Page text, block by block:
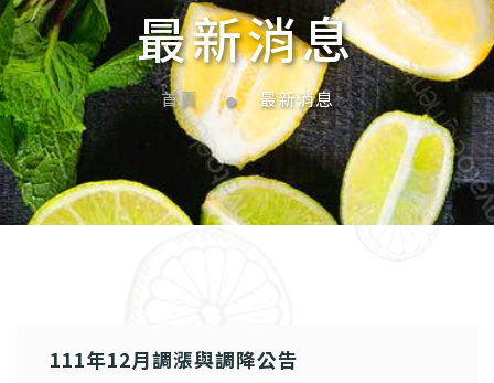
最新消息
首頁 最新消息
111年12月調漲與調降公告